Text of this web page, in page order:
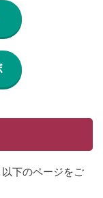
下のページをご